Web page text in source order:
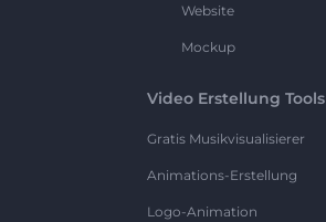
Website
Mockup
Video Erstellung Tools
Gratis Musikvisualisierer
Animations-Erstellung
Logo-Animation